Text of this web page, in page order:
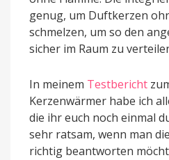
genug, um Duftkerzen
schmelzen, um so den
sicher im Raum zu
In meinem Testbericht
Kerzenwärmer habe ich
die ihr euch noch einmal
sehr ratsam, wenn man
richtig beantworten